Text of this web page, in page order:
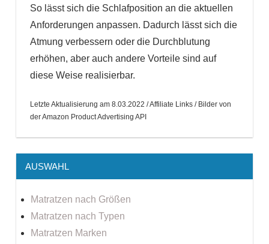
So lässt sich die Schlafposition an die aktuellen
Anforderungen anpassen. Dadurch lässt sich die
Atmung verbessern oder die Durchblutung
erhöhen, aber auch andere Vorteile sind auf
diese Weise realisierbar.
Letzte Aktualisierung am 8.03.2022 / Affiliate Links / Bilder von
der Amazon Product Advertising API
AUSWAHL
Matratzen nach Größen
Matratzen nach Typen
Matratzen Marken